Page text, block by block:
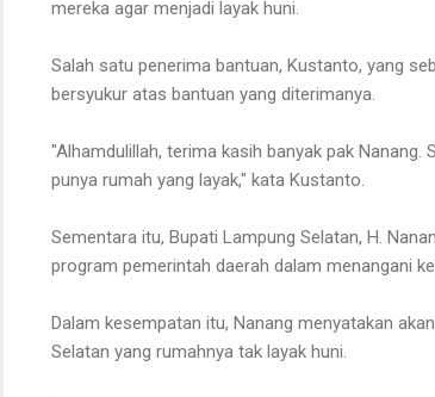
mereka agar menjadi layak huni.
Salah satu penerima bantuan, Kustanto, yang
bersyukur atas bantuan yang diterimanya.
"Alhamdulillah, terima kasih banyak pak
punya rumah yang layak," kata Kustanto.
Sementara itu, Bupati Lampung Selatan, H.
program pemerintah daerah dalam menangani
Dalam kesempatan itu, Nanang menyatakan
Selatan yang rumahnya tak layak huni.